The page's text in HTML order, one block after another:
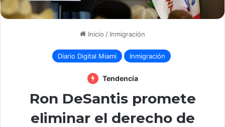
Inicio / Inmigración
Diario Digital Miami Inmigración
Tendencia
Ron DeSantis promete
eliminar el derecho de